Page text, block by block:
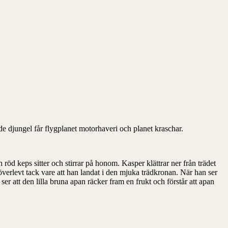
djungel får flygplanet motorhaveri och planet kraschar.
keps sitter och stirrar på honom. Kasper klättrar ner från trädet
tack vare att han landat i den mjuka trädkronan. När han ser
att den lilla bruna apan räcker fram en frukt och förstår att apan